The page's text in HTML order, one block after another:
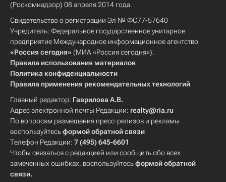
(Роскомнадзор) 08 апреля 2014 года.
Свидетельство о регистрации Эл № ФС77-57640
Учредитель: Федеральное государственное унитарное
предприятие Международное информационное агентство
«Россия сегодня» (МИА «Россия сегодня»).
Правила использования материалов
Политика конфиденциальности
Правила применения рекомендательных технологий
Главный редактор: Гаврилова А.В.
Адрес электронной почты Редакции: realty@ria.ru
По вопросам размещения пресс-релизов и рекламы
воспользуйтесьформой обратной связи
Телефон Редакции: 7 (495) 645-6601
Чтобы связаться с редакцией или сообщить обо всех
замеченных ошибках, воспользуйтесьформой обратной
связи.